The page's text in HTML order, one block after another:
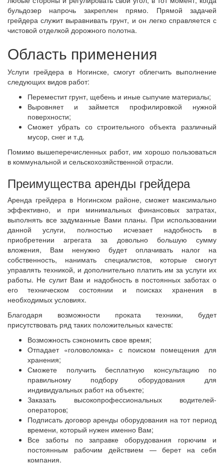
бульдозер напрочь закреплен прямо. Прямой задачей
грейдера служит выравнивать грунт, и он легко справляется с
чистовой отделкой дорожного полотна.
Область применения
Услуги грейдера в Ногинске, смогут облегчить выполнение
следующих видов работ:
Переместит грунт, щебень и иные сыпучие материалы;
Выровняет и займется профилировкой нужной
поверхности;
Сможет убрать со строительного объекта различный
мусор, снег и т.д.
Помимо вышеперечисленных работ, им хорошо пользоваться
в коммунальной и сельскохозяйственной отрасли.
Преимущества аренды грейдера
Аренда грейдера в Ногинском районе, сможет максимально
эффективно, и при минимальных финансовых затратах,
выполнять все задуманные Вами планы. При использовании
данной услуги, полностью исчезает надобность в
приобретении агрегата за довольно большую сумму
вложения, Вам ненужно будет оплачивать налог на
собственность, нанимать специалистов, которые смогут
управлять техникой, и дополнительно платить им за услуги их
работы. Не сулит Вам и надобность в постоянных заботах о
его техническом состоянии и поисках хранения в
необходимых условиях.
Благодаря возможности проката техники, будет
присутствовать ряд таких положительных качеств:
Возможность сэкономить свое время;
Отпадает «головоломка» с поиском помещения для
хранения;
Сможете получить бесплатную консультацию по
правильному подбору оборудования для
индивидуальных работ на объекте;
Заказать высокопрофессиональных водителей-
операторов;
Подписать договор аренды оборудования на тот период
времени, который нужен именно Вам;
Все заботы по заправке оборудования горючим и
постоянным рабочим действием — берет на себя
компания.